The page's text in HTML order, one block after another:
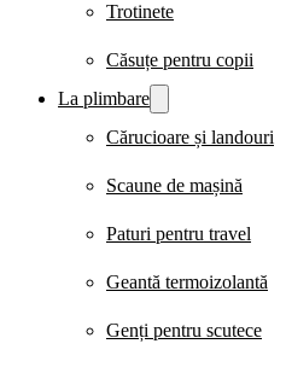
Trotinete
Căsuțe pentru copii
La plimbare
Cărucioare și landouri
Scaune de mașină
Paturi pentru travel
Geantă termoizolantă
Genți pentru scutece